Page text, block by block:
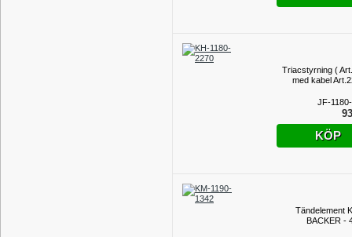
Triacstyrning (
med kabel
JF-
KÖP
Tändelement
BACKER -